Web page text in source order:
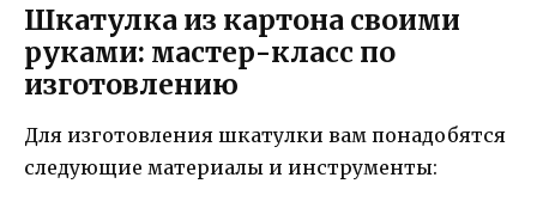
Шкатулка из картона своими
руками: мастер-класс по
изготовлению
Для изготовления шкатулки вам понадобятся
следующие материалы и инструменты: